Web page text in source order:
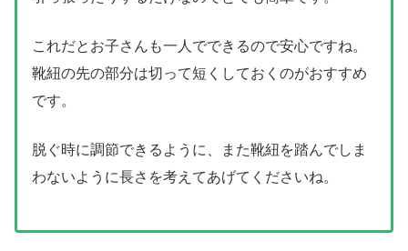
これだとお子さんも一人でできるので安心ですね。
靴紐の先の部分は切って短くしておくのがおすすめ
です。
脱ぐ時に調節できるように、また靴紐を踏んでしま
わないように長さを考えてあげてくださいね。